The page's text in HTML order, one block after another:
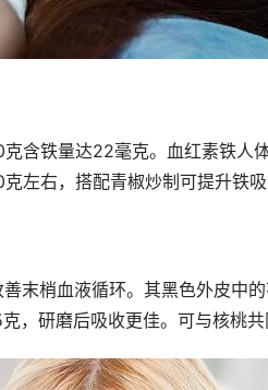
含铁量达22毫克。血红素铁人
左右，搭配青椒炒制可提升铁
末梢血液循环。其黑色外皮中
，研磨后吸收更佳。可与核桃共